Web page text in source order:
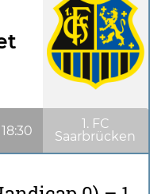
1. FC
Saarbrücken